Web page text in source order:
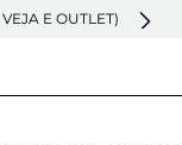
E OUTLET)